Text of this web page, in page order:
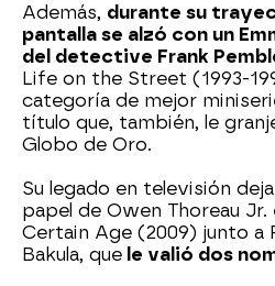
Además, durante su
pantalla se alzó con un
del detective Frank
Life on the Street (1993-
categoría de mejor
título que, también, le
Globo de Oro.
Su legado en televisión
papel de Owen Thoreau
Certain Age (2009) junto a
Bakula, que le valió dos